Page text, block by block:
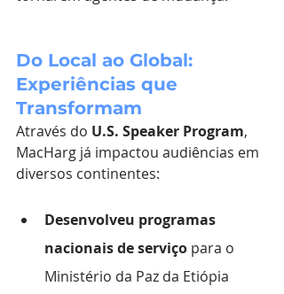
Do Local ao Global:
Experiências que
Transformam
Através do U.S. Speaker Program,
MacHarg já impactou audiências em
diversos continentes:
Desenvolveu programas
nacionais de serviço para o
Ministério da Paz da Etiópia